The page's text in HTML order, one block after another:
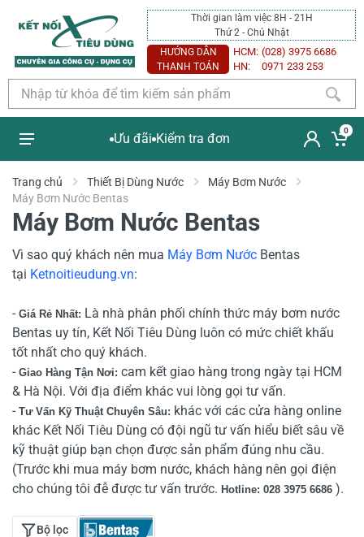
Thời gian làm việc 8H - 21H
Thứ 2 - Chủ Nhật
HƯỚNG DẪN
THANH TOÁN
HCM: (028) 3975 6686
HN:
0971 233 253
Ưu đãi Kiểm tra đơn
0
Trang chủ Thiết Bị Dùng Nước
Máy Bơm Nước
Máy Bơm Nước Bentas
Máy Bơm Nước Bentas
Vì sao quý khách nên mua Máy Bơm Nước Bentas
tại Ketnoitieudung.vn:
- Giá Rẻ Nhất: Là nhà phân phối chính thức máy bơm nước
Bentas uy tín, Kết Nối Tiêu Dùng luôn có mức chiết khấu
tốt nhất cho quý khách.
- Giao Hàng Tận Nơi: cam kết giao hàng trong ngày tại HCM
& Hà Nội. Với địa điểm khác vui lòng gọi tư vấn.
- Tư Vấn Kỹ Thuật Chuyên Sâu: khác với các cửa hàng online
khác Kết Nối Tiêu Dùng có đội ngũ tư vấn hiểu biết sâu về
kỹ thuật giúp bạn chọn được sản phẩm đúng nhu cầu.
(Trước khi mua máy bơm nước, khách hàng nên gọi điện
cho chúng tôi đễ được tư vấn trước. Hotline: 028 3975 6686 ).
Bộ lọc